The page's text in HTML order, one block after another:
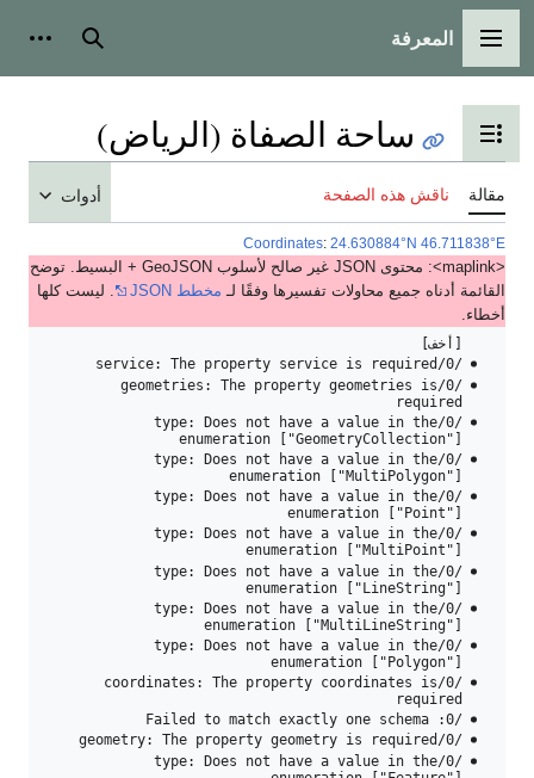
القائمة الرئيسية
المعرفة بحث
تبديل عرض جدول المحتويات
ساحة الصفاة (الرياض)
مقالة ناقش هذه الصفحة أدوات
Coordinates: 24.630884°N 46.711838°E
<maplink>: محتوى JSON غير صالح لأسلوب GeoJSON + البسيط. توضح
القائمة أدناه جميع محاولات تفسيرها وفقًا لـ مخطط JSON
. ليست كلها
أخطاء.
/0/service: The property service is required
/0/geometries: The property geometries is
required
/0/type: Does not have a value in the
enumeration ["GeometryCollection"]
/0/type: Does not have a value in the
enumeration ["MultiPolygon"]
/0/type: Does not have a value in the
enumeration ["Point"]
/0/type: Does not have a value in the
enumeration ["MultiPoint"]
/0/type: Does not have a value in the
enumeration ["LineString"]
/0/type: Does not have a value in the
enumeration ["MultiLineString"]
/0/type: Does not have a value in the
enumeration ["Polygon"]
/0/coordinates: The property coordinates is
required
/0: Failed to match exactly one schema
/0/geometry: The property geometry is required
/0/type: Does not have a value in the